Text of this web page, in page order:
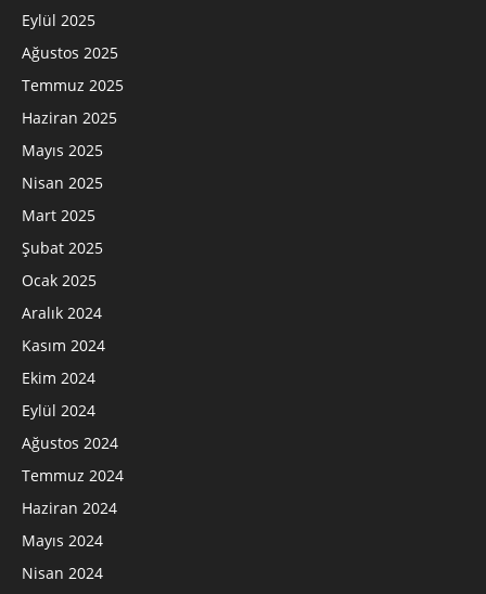
Eylül 2025
Ağustos 2025
Temmuz 2025
Haziran 2025
Mayıs 2025
Nisan 2025
Mart 2025
Şubat 2025
Ocak 2025
Aralık 2024
Kasım 2024
Ekim 2024
Eylül 2024
Ağustos 2024
Temmuz 2024
Haziran 2024
Mayıs 2024
Nisan 2024